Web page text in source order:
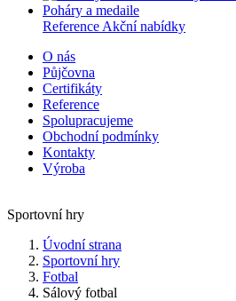
Poháry a medaile
Reference Akční nabídky
O nás
Půjčovna
Certifikáty
Reference
Spolupracujeme
Obchodní podmínky
Kontakty
Výroba
Sportovní hry
Úvodní strana
Sportovní hry
Fotbal
Sálový fotbal